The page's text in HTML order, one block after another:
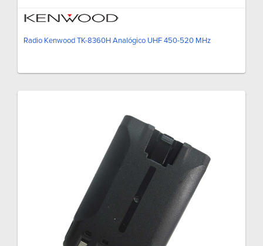
Radio Kenwood TK-8360H Analógico UHF 450-520 MHz